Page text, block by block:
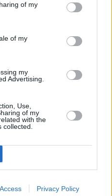
of my
of my
my
Advertising.
Use,
of my
with the
Privacy Policy
διεθνή συνάντηση
Τέλλιος